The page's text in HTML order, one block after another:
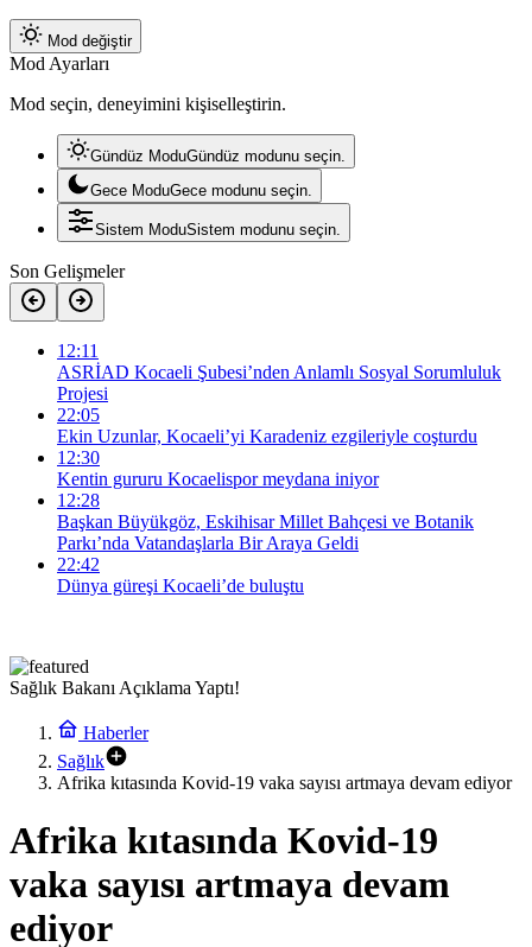
Mod değiştir
Mod Ayarları
Mod seçin, deneyimini kişiselleştirin.
Gündüz ModuGündüz modunu seçin.
Gece ModuGece modunu seçin.
Sistem ModuSistem modunu seçin.
Son Gelişmeler
12:11
ASRİAD Kocaeli Şubesi’nden Anlamlı Sosyal Sorumluluk
Projesi
22:05
Ekin Uzunlar, Kocaeli’yi Karadeniz ezgileriyle coşturdu
12:30
Kentin gururu Kocaelispor meydana iniyor
12:28
Başkan Büyükgöz, Eskihisar Millet Bahçesi ve Botanik
Parkı’nda Vatandaşlarla Bir Araya Geldi
22:42
Dünya güreşi Kocaeli’de buluştu
Sağlık Bakanı Açıklama Yaptı!
Haberler
Sağlık
Afrika kıtasında Kovid-19 vaka sayısı artmaya devam ediyor
Afrika kıtasında Kovid-19
vaka sayısı artmaya devam
ediyor